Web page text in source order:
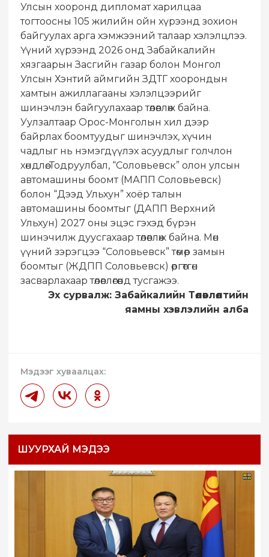
Улсын хооронд дипломат харилцаа
тогтоосны 105 жилийн ойн хүрээнд зохион
байгуулах арга хэмжээний талаар хэлэлцлээ.
Үүний хүрээнд 2026 онд Забайкалийн
хязгаарын Засгийн газар болон Монгол
Улсын Хэнтий аймгийн ЗДТГ хоорондын
хамтын ажиллагааны хэлэлцээрийг
шинэчлэн байгуулахаар төлөвлөж байна.
Уулзалтаар Орос-Монголын хил дээр
байрлах боомтуудыг шинэчлэх, хүчин
чадлыг нь нэмэгдүүлэх асуудлыг голчлон
хөндлөө. Тодруулбал, “Соловьевск” олон улсын
автомашины боомт (МАПП Соловьевск)
болон “Дээд Ульхун” хоёр талын
автомашины боомтыг (ДАПП Верхний
Ульхун) 2027 оны эцэс гэхэд бүрэн
шинэчилж дуусгахаар төлөвлөж байна. Мөн
үүний зэрэгцээ “Соловьевск” төмөр замын
боомтыг (ЖДПП Соловьевск) өргөтгөн
засварлахаар төлөвлөгөөнд тусгажээ.
Эх сурвалж: Забайкалийн Төлөвлөлтийн
яамны хэвлэлийн алба
Мэдээг хуваалцах:
ШУУРХАЙ МЭДЭЭ